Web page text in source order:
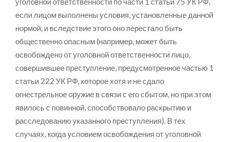
если лицом выполнены условия, установленные данной
нормой, и вследствие этого оно перестало быть
общественно опасным (например, может быть
освобождено от уголовной ответственности лицо,
совершившее преступление, предусмотренное частью 1
статьи 222 УК РФ, которое хотя и не сдало
огнестрельное оружие в связи с его сбытом, но при этом
явилось с повинной, способствовало раскрытию и
расследованию указанного преступления). В тех
случаях, когда условием освобождения от уголовной